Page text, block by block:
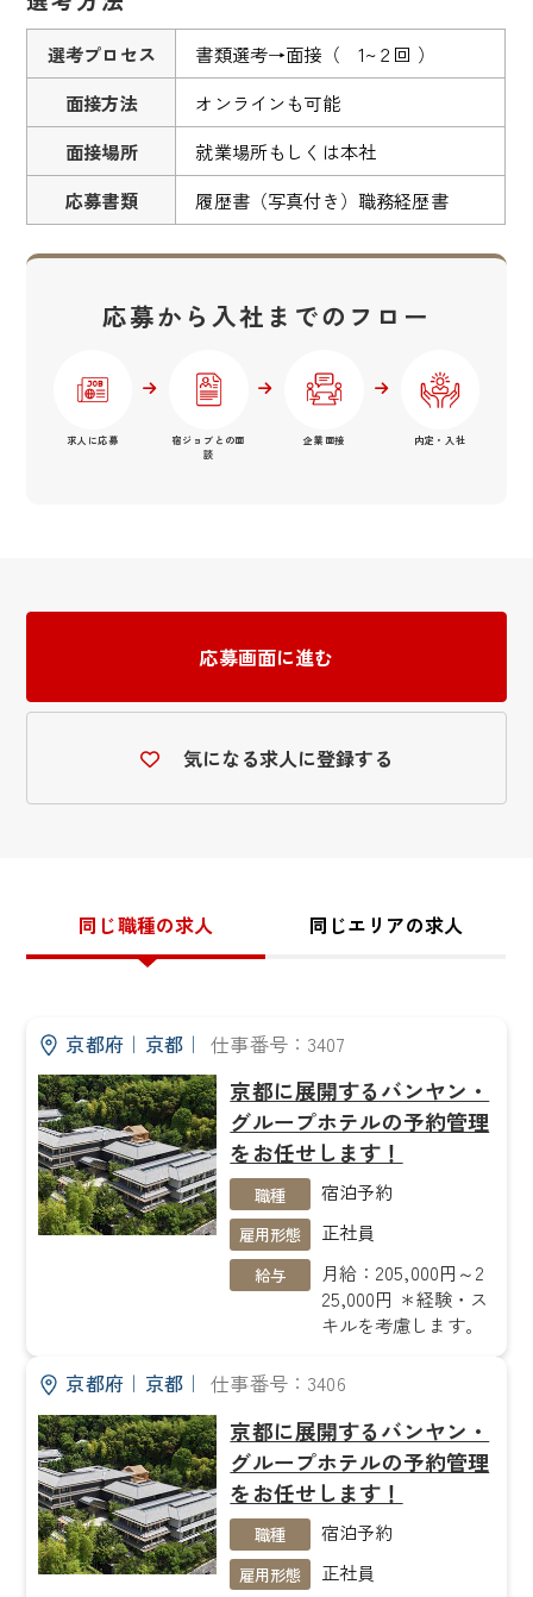
選考プロセス
書類選考→面接（ 1~２回 ）
面接方法
オンラインも可能
面接場所
就業場所もしくは本社
応募書類
履歴書（写真付き）職務経歴書
応募から入社までのフロー
求人に応募
宿ジョブとの面
談
企業面接 内定・入社
応募画面に進む
気になる求人に登録する
同じ職種の求人 同じエリアの求人
京都府｜ 京都 ｜ 仕事番号：3407
京都に展開するバンヤン・
グループホテルの予約管理
をお任せします！
職種 宿泊予約
雇用形態 正社員
給与
月給：205,000円～2
25,000円 ＊経験・ス
キルを考慮します。
京都府｜ 京都 ｜ 仕事番号：3406
京都に展開するバンヤン・
グループホテルの予約管理
をお任せします！
職種 宿泊予約
雇用形態 正社員